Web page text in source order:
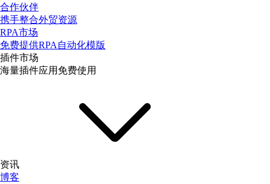
合作伙伴
携手整合外贸资源
RPA市场
免费提供RPA自动化模版
插件市场
海量插件应用免费使用
资讯
博客